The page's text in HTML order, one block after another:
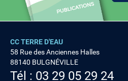
CC TERRE D'EAU
58 Rue des Anciennes Halles
88140 BULGNÉVILLE
Tél : 03 29 05 29 24